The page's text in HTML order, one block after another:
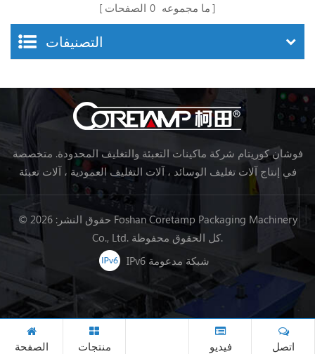
ما مجموعه 0 الصفحات
التصنيفات
فوشان كوريتام شركة ماكينات التعبئة والتغليف المحدودة. متخصصة
في إنتاج آلات تغليف الوسائد ، آلات التغليف العمودية ، آلات تعبئة
خط تجهيز الأغذية ، آلات تغليف الخضروات ، آلات التعبئة والتغليف ،
© حقوق النشر: 2026 Foshan Coretamp Packaging Machinery
Co., Ltd. كل الحقوق محفوظة.
IPv6 شبكة مدعومة
الصفحة منتجات فيديو اتصل